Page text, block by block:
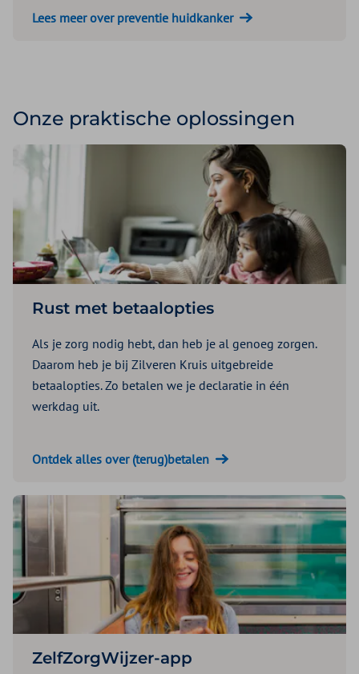
Lees meer over preventie huidkanker
Onze praktische oplossingen
Rust met betaalopties
Als je zorg nodig hebt, dan heb je al genoeg zorgen.
Daarom heb je bij Zilveren Kruis uitgebreide
betaalopties. Zo betalen we je declaratie in één
werkdag uit.
Ontdek alles over (terug)betalen
ZelfZorgWijzer-app